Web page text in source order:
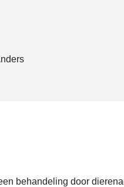
behandeling door